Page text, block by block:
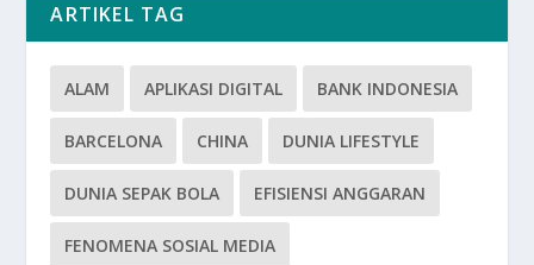
ARTIKEL TAG
ALAM APLIKASI DIGITAL BANK INDONESIA
BARCELONA CHINA DUNIA LIFESTYLE
DUNIA SEPAK BOLA EFISIENSI ANGGARAN
FENOMENA SOSIAL MEDIA